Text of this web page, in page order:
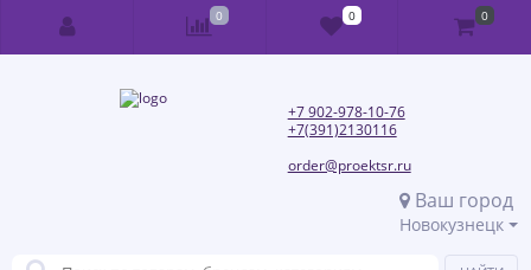
+7 902-978-10-76
+7(391)2130116
order@proektsr.ru
Ваш город
Новокузнецк
0 0 0